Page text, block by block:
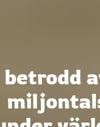
betrodd